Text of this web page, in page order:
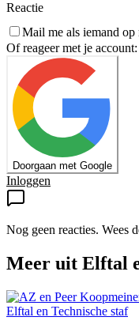
Reactie
Mail me als iemand op
Of reageer met je account:
Doorgaan met Google
Inloggen
Nog geen reacties. Wees
Meer uit Elftal
Elftal en Technische staf